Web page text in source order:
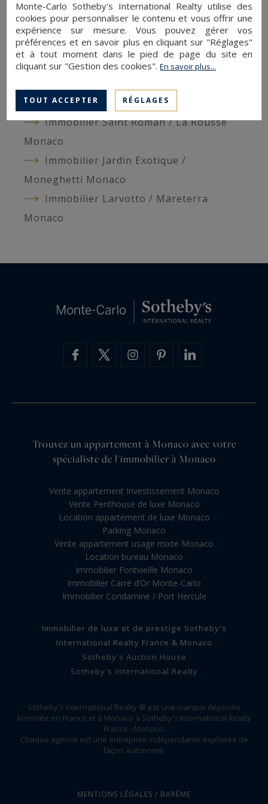
Vente appartement usage mixte
Monaco
Location bureau Monaco
Immobilier Fontvieille Monaco
Immobilier Condamine / Port Hercule
Immobilier Saint Roman / La Rousse
Monaco
Immobilier Jardin Exotique /
Moneghetti Monaco
Immobilier Larvotto / Mareterra
Monaco
Trouvez un appartement à Monaco avec votre
spécialiste de l'immobilier à Monaco
Vente appartement Investissement Monaco
Vente Penthouse de luxe Monaco
Location appartement de luxe Monaco
Parking Monaco
Vente appartement usage mixte Monaco
Location bureau Monaco
Immobilier Fontvieille Monaco
Immobilier Carré d’Or Monte-Carlo
Immobilier Condamine / Port Hercule
Immobilier de luxe et de prestige Sotheby's
International Realty France & Monaco
Sotheby's Auction House
Sotheby's International Realty
Sotheby's International Realty ® est une marque déposée
licenciée en France et à Monaco à Sotheby's International Realty
France - Monaco.
Chaque agence est une entreprise indépendante exploitée de
façon autonome.
MENTIONS LÉGALES / BARÈME
Monte-Carlo Sotheby's International Realty utilise des
cookies pour personnaliser le contenu et vous offrir une
expérience sur mesure. Vous pouvez gérer vos
préférences et en savoir plus en cliquant sur "Réglages"
et à tout moment dans le pied de page du site en
cliquant sur "Gestion des cookies".En savoir plus...
TOUT ACCEPTER RÉGLAGES